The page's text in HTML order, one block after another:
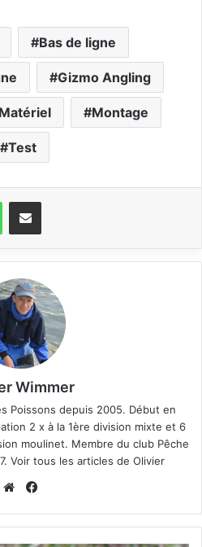
Bas de ligne
Gizmo Angling
Montage
Test
Wimmer
Poissons depuis 2005. Début en
2 x à la 1ère division mixte et 6
moulinet. Membre du club Pêche
Voir tous les articles de Olivier
We
te
bo